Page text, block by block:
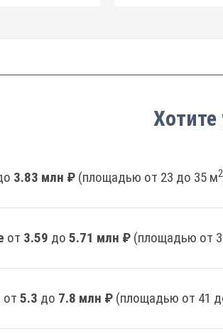
Хотите
3.83 млн ₽ (площадью от 23 до 35 м2
от 3.59 до 5.71 млн ₽ (площадью от
от 5.3 до 7.8 млн ₽ (площадью от 41